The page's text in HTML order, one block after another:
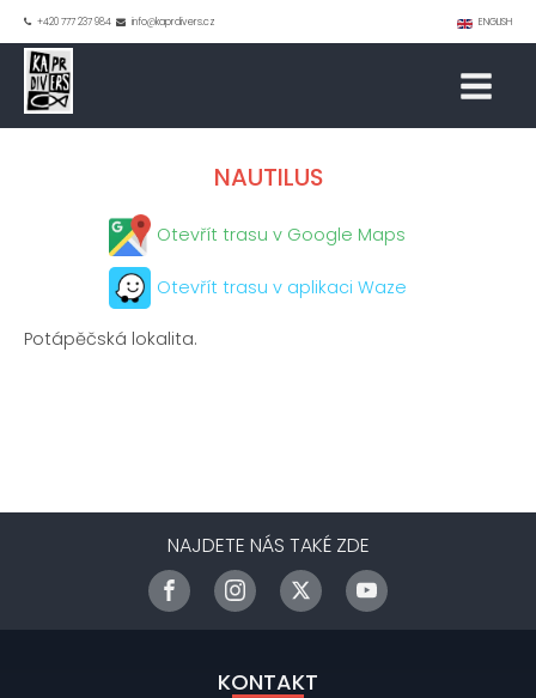
+420 777 237 984 info@kaprdivers.cz ENGLISH
NAUTILUS
Otevřít trasu v Google Maps
Otevřít trasu v aplikaci Waze
Potápěčská lokalita.
NAJDETE NÁS TAKÉ ZDE
KONTAKT